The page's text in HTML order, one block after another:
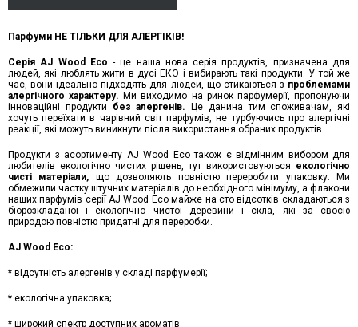
Парфуми НЕ ТІЛЬКИ ДЛЯ АЛЕРГІКІВ!
Серія AJ Wood Eco - це наша нова серія продуктів, призначена для
людей, які люблять жити в дусі ЕКО і вибирають такі продукти. У той же
час, вони ідеально підходять для людей, що стикаються з проблемами
алергічного характеру. Ми виходимо на ринок парфумерії, пропонуючи
інноваційні продукти без алергенів. Це данина тим споживачам, які
хочуть переїхати в чарівний світ парфумів, не турбуючись про алергічні
реакції, які можуть виникнути після використання обраних продуктів.
Продукти з асортименту AJ Wood Eco також є відмінним вибором для
любителів екологічно чистих рішень, тут використовуються екологічно
чисті матеріали, що дозволяють повністю переробити упаковку. Ми
обмежили частку штучних матеріалів до необхідного мінімуму, а флакони
наших парфумів серії AJ Wood Eco майже на сто відсотків складаються з
біорозкладаної і екологічно чистої деревини і скла, які за своєю
природою повністю придатні для переробки.
AJ Wood Eco:
* відсутність алергенів у складі парфумерії;
* екологічна упаковка;
* широкий спектр доступних ароматів